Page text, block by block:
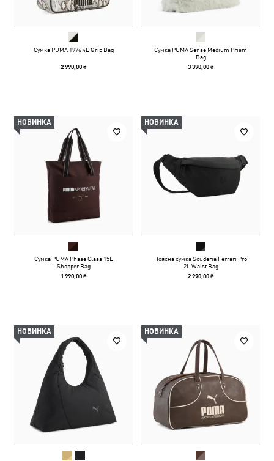
Сумка PUMA 1976 4L Grip Bag
2 990,00 ₴
Сумка PUMA Sense Medium Prism
Bag
3 390,00 ₴
НОВИНКА
Сумка PUMA Phase Class 15L
Shopper Bag
1 990,00 ₴
НОВИНКА
Поясна сумка Scuderia Ferrari Pro
2L Waist Bag
2 990,00 ₴
НОВИНКА НОВИНКА